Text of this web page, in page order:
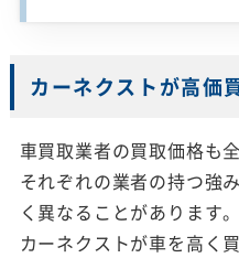
カーネクストが高価
車買取業者の買取価格も
それぞれの業者の持つ強
く異なることがあります。
カーネクストが車を高く